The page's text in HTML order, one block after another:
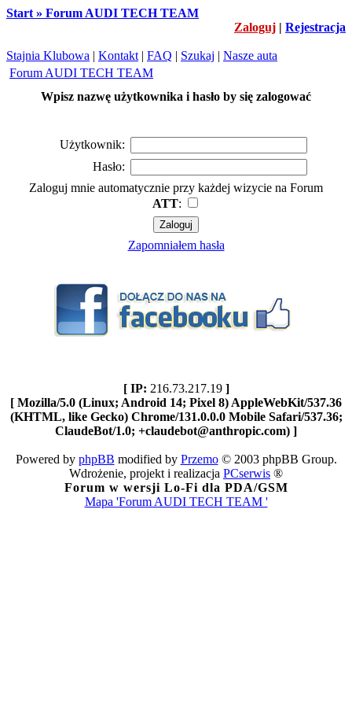
Start » Forum AUDI TECH TEAM
Zaloguj | Rejestracja
Stajnia Klubowa | Kontakt | FAQ | Szukaj | Nasze auta
Forum AUDI TECH TEAM
Wpisz nazwę użytkownika i hasło by się zalogować
Użytkownik:
Hasło:
Zaloguj mnie automatycznie przy każdej wizycie na Forum
ATT:
Zapomniałem hasła
[ IP: 216.73.217.19 ]
[ Mozilla/5.0 (Linux; Android 14; Pixel 8) AppleWebKit/537.36
(KHTML, like Gecko) Chrome/131.0.0.0 Mobile Safari/537.36;
ClaudeBot/1.0; +claudebot@anthropic.com) ]
Powered by phpBB modified by Przemo© 2003 phpBB Group.
Wdrożenie, projekt i realizacja PCserwis ®
Forum w wersji Lo-Fi dla PDA/GSM
Mapa 'Forum AUDI TECH TEAM '